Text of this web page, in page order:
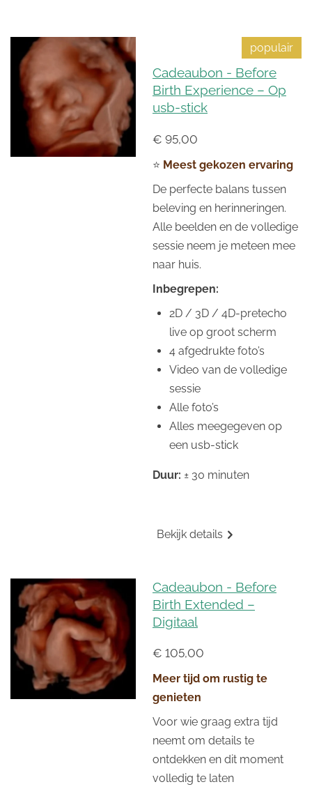
populair
Cadeaubon - Before
Birth Experience – Op
usb-stick
€ 95,00
⭐ Meest gekozen ervaring
De perfecte balans tussen
beleving en herinneringen.
Alle beelden en de volledige
sessie neem je meteen mee
naar huis.
Inbegrepen:
2D / 3D / 4D-pretecho
live op groot scherm
4 afgedrukte foto’s
Video van de volledige
sessie
Alle foto’s
Alles meegegeven op
een usb-stick
Duur: ± 30 minuten
Bekijk details
Cadeaubon - Before
Birth Extended –
Digitaal
€ 105,00
Meer tijd om rustig te
genieten
Voor wie graag extra tijd
neemt om details te
ontdekken en dit moment
volledig te laten